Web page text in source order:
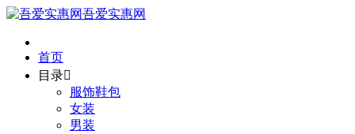
吾爱实惠网
首页
目录
服饰鞋包
女装
男装